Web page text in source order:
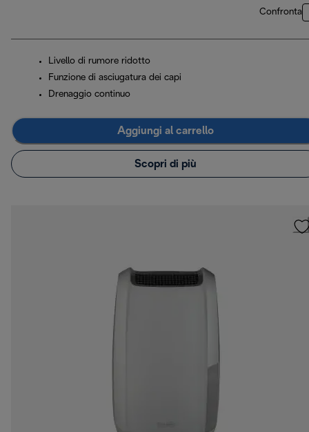
Confronta
Livello di rumore ridotto
Funzione di asciugatura dei capi
Drenaggio continuo
Aggiungi al carrello
Scopri di più